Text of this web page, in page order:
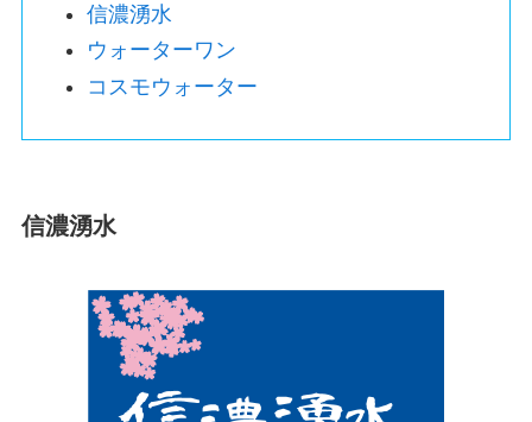
信濃湧水
ウォーターワン
コスモウォーター
信濃湧水